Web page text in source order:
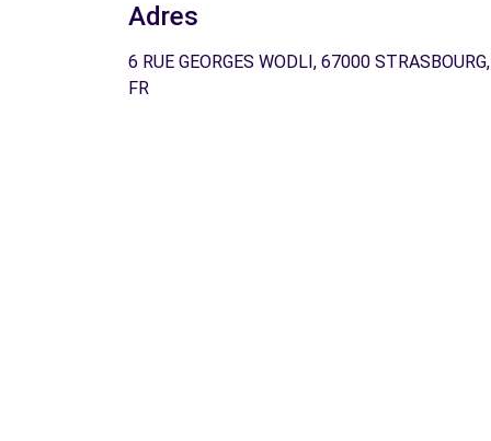
Adres
6 RUE GEORGES WODLI, 67000 STRASBOURG,
FR